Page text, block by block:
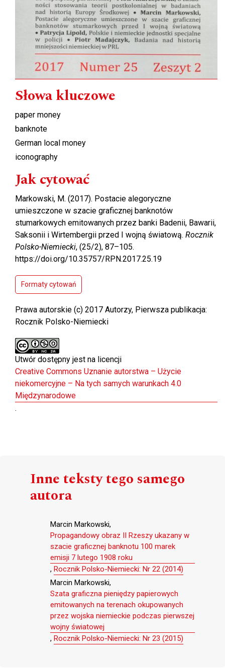
Słowa kluczowe
paper money
banknote
German local money
iconography
Jak cytować
Markowski, M. (2017). Postacie alegoryczne
umieszczone w szacie graficznej banknotów
stumarkowych emitowanych przez banki Badenii, Bawarii,
Saksonii i Wirtembergii przed I wojną światową. Rocznik
Polsko-Niemiecki, (25/2), 87–105.
https://doi.org/10.35757/RPN.2017.25.19
Formaty cytowań
Prawa autorskie (c) 2017 Autorzy, Pierwsza publikacja:
Rocznik Polsko-Niemiecki
Utwór dostępny jest na licencji
Creative Commons Uznanie autorstwa – Użycie
niekomercyjne – Na tych samych warunkach 4.0
Międzynarodowe
.
Inne teksty tego samego
autora
Marcin Markowski,
Propagandowy obraz II Rzeszy ukazany w
szacie graficznej banknotu 100 marek
emisji 7 lutego 1908 roku
, Rocznik Polsko-Niemiecki: Nr 22 (2014)
Marcin Markowski,
Szata graficzna pieniędzy papierowych
emitowanych na terenach okupowanych
przez wojska niemieckie podczas pierwszej
wojny światowej
, Rocznik Polsko-Niemiecki: Nr 23 (2015)